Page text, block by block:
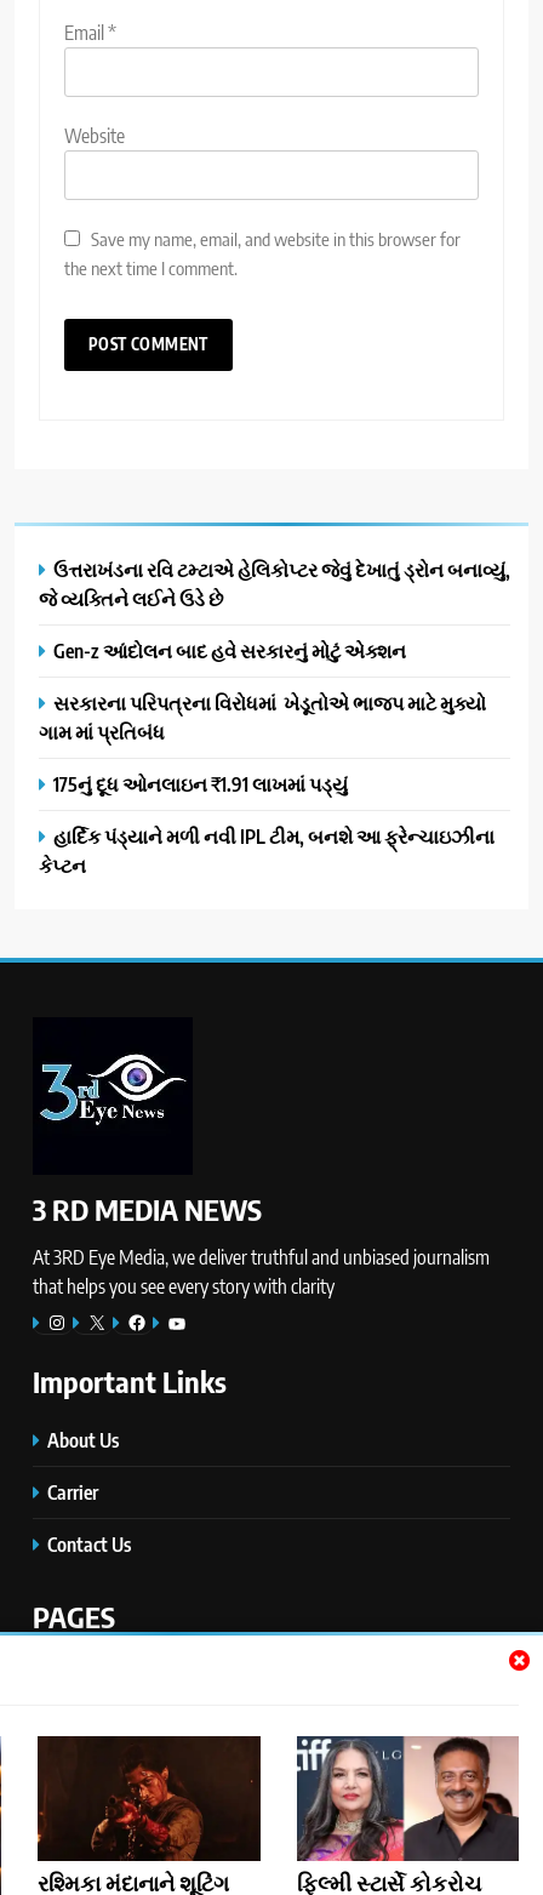
Email*
Website
Save my name, email, and website in this browser for
the next time I comment.
રશ્મિકા મંદાનાને શૂટિંગ ફિલ્મી સ્ટાર્સે કોકરોચ
ઉત્તરાખંડના રવિ ટમ્ટાએ હેલિકોપ્ટર જેવું દેખાતું ડ્રોન બનાવ્યું,
જે વ્યક્તિને લઈને ઉડે છે
Gen-z આંદોલન બાદ હવે સરકારનું મોટું એક્શન
સરકારના પરિપત્રના વિરોધમાં ખેડૂતોએ ભાજપ માટે મુક્યો
ગામ માં પ્રતિબંધ
175નું દૂધ ઓનલાઇન ₹1.91 લાખમાં પડ્યું
હાર્દિક પંડ્યાને મળી નવી IPL ટીમ, બનશે આ ફ્રેન્ચાઇઝીના
કેપ્ટન
3 RD MEDIA NEWS
At 3RD Eye Media, we deliver truthful and unbiased journalism
that helps you see every story with clarity
Instagram
X Facebook
YouTube
Important Links
About Us
Carrier
Contact Us
PAGES
Privacy Policy